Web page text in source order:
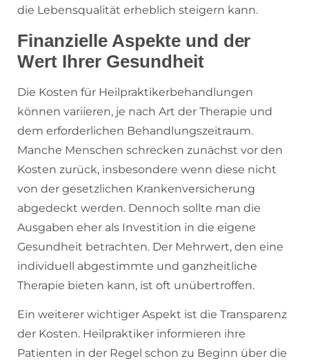
die Lebensqualität erheblich steigern kann.
Finanzielle Aspekte und der
Wert Ihrer Gesundheit
Die Kosten für Heilpraktikerbehandlungen
können variieren, je nach Art der Therapie und
dem erforderlichen Behandlungszeitraum.
Manche Menschen schrecken zunächst vor den
Kosten zurück, insbesondere wenn diese nicht
von der gesetzlichen Krankenversicherung
abgedeckt werden. Dennoch sollte man die
Ausgaben eher als Investition in die eigene
Gesundheit betrachten. Der Mehrwert, den eine
individuell abgestimmte und ganzheitliche
Therapie bieten kann, ist oft unübertroffen.
Ein weiterer wichtiger Aspekt ist die Transparenz
der Kosten. Heilpraktiker informieren ihre
Patienten in der Regel schon zu Beginn über die